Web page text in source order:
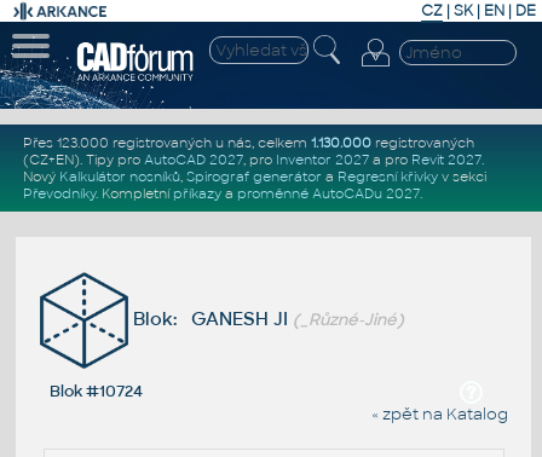
CZ | SK| EN | DE
Přes 123.000 registrovaných u nás, celkem 1.130.000registrovaných
(CZ+EN). Tipy pro AutoCAD 2027, pro Inventor 2027a pro Revit 2027.
Nový Kalkulátor nosníků, Spirograf generátor a Regresní křivkyv sekci
Převodníky. Kompletní příkazya proměnné AutoCADu 2027.
Blok: GANESH JI (_Různé-Jiné)
Blok #10724
« zpět na Katalog